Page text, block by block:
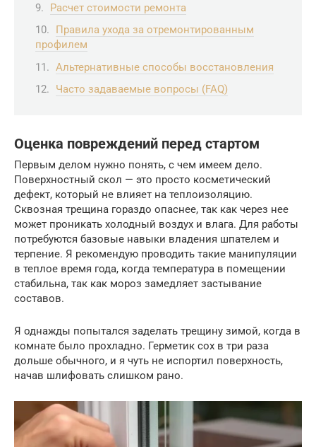
Расчет стоимости ремонта
Правила ухода за отремонтированным
профилем
Альтернативные способы восстановления
Часто задаваемые вопросы (FAQ)
Оценка повреждений перед стартом
Первым делом нужно понять, с чем имеем дело.
Поверхностный скол — это просто косметический
дефект, который не влияет на теплоизоляцию.
Сквозная трещина гораздо опаснее, так как через нее
может проникать холодный воздух и влага. Для работы
потребуются базовые навыки владения шпателем и
терпение. Я рекомендую проводить такие манипуляции
в теплое время года, когда температура в помещении
стабильна, так как мороз замедляет застывание
составов.
Я однажды попытался заделать трещину зимой, когда в
комнате было прохладно. Герметик сох в три раза
дольше обычного, и я чуть не испортил поверхность,
начав шлифовать слишком рано.